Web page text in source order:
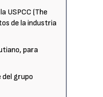
USPCC (The
de la industria
para
grupo